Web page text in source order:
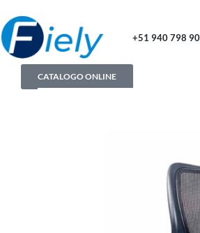
+51 940 798
CATALOGO ONLINE